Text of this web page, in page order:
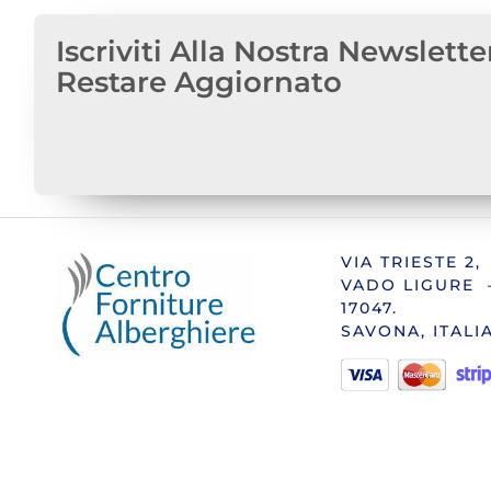
Iscriviti Alla Nostra
Restare Aggiornato
VIA TRIESTE 2,
VADO LIGURE
17047.
SAVONA,